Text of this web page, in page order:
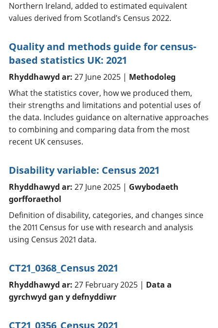
Northern Ireland, added to estimated equivalent
values derived from Scotland’s Census 2022.
Quality and methods guide for census-
based statistics UK: 2021
Rhyddhawyd ar: 27 June 2025 | Methodoleg
What the statistics cover, how we produced them,
their strengths and limitations and potential uses of
the data. Includes guidance on alternative approaches
to combining and comparing data from the most
recent UK censuses.
Disability variable: Census 2021
Rhyddhawyd ar: 27 June 2025 | Gwybodaeth
gorfforaethol
Definition of disability, categories, and changes since
the 2011 Census for use with research and analysis
using Census 2021 data.
CT21_0368_Census 2021
Rhyddhawyd ar: 27 February 2025 | Data a
gyrchwyd gan y defnyddiwr